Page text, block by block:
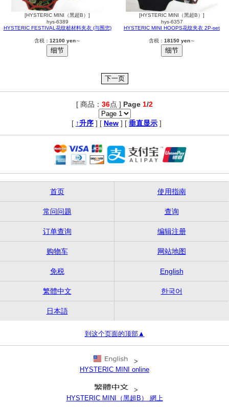
[HYSTERIC MINI（黑超B）]
hys-6389
HYSTERIC FESTIVAL花纹桩材料夹衣 (与围兜)
含税： 12100 yen～
[HYSTERIC MINI（黑超B）]
hys-6357
HYSTERIC MINI HOOPS花纹夹衣 2P-set
含税： 18150 yen～
[ 商品： 36点 ] Page 1/2
[ ↑升序 ] [ New ] [ 垂直显示 ]
首页 使用指南
常问问题 查询
订单查询 编辑注册
购物车 网站地图
免税 English
繁體中文 한국어
日本語
到这个页面的顶部▲
>
HYSTERIC MINI online
>
HYSTERIC MINI（黑超B） 網上